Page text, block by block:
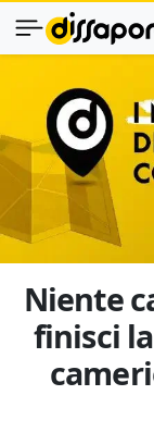
Niente
finisci